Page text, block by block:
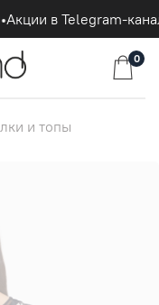
Акции в Telegram-
0
и топы